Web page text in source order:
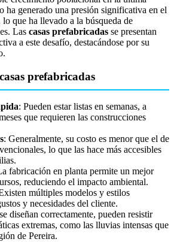
ha generado una presión significativa en el
que ha llevado a la búsqueda de
Las casas prefabricadas se presentan
a este desafío, destacándose por su
prefabricadas
: Pueden estar listas en semanas, a
que requieren las construcciones
: Generalmente, su costo es menor que el de
lo que las hace más accesibles
fabricación en planta permite un mejor
reduciendo el impacto ambiental.
múltiples modelos y estilos
y necesidades del cliente.
diseñan correctamente, pueden resistir
extremas, como las lluvias intensas que
de Pereira.